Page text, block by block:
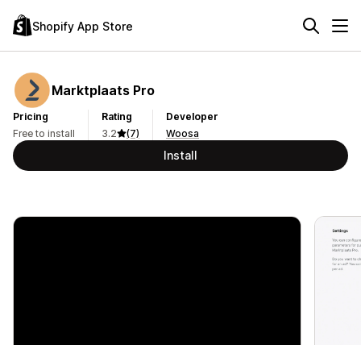
Shopify App Store
Marktplaats Pro
Pricing
Free to install
Rating
3.2
(7)
Developer
Woosa
Install